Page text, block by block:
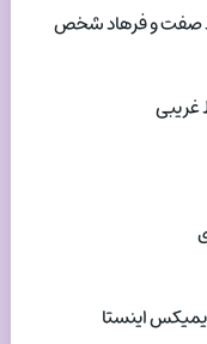
صفت و فرهاد شخص
غریبی
اینستا